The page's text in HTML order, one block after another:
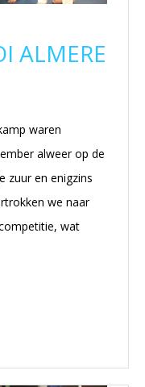
ALMERE
waren
alweer op de
zuur en enigzins
we naar
wat